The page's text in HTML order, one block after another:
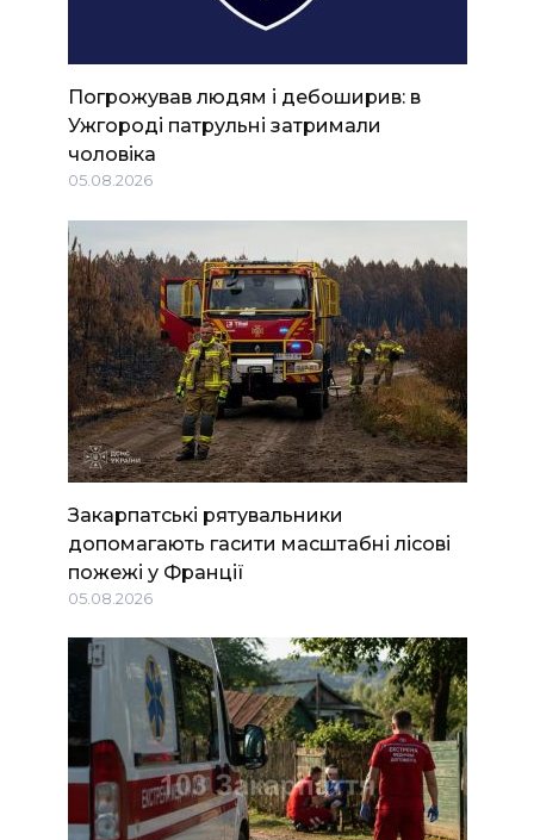
Погрожував людям і дебоширив: в
Ужгороді патрульні затримали
чоловіка
05.08.2026
Закарпатські рятувальники
допомагають гасити масштабні лісові
пожежі у Франції
05.08.2026